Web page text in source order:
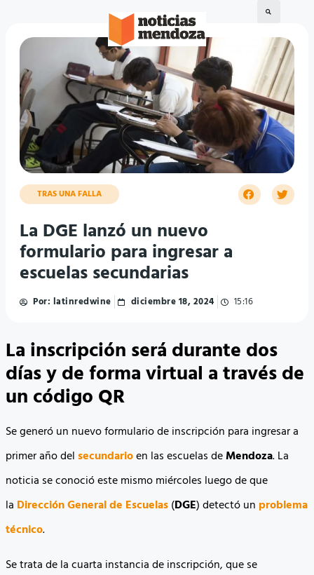
TRAS UNA FALLA
La DGE lanzó un nuevo
formulario para ingresar a
escuelas secundarias
Por: latinredwine diciembre 18, 2024 15:16
La inscripción será durante dos
días y de forma virtual a través de
un código QR
Se generó un nuevo formulario de inscripción para ingresar a
primer año delsecundarioen las escuelas deMendoza. La
noticia se conoció este mismo miércoles luego de que
la Dirección General de Escuelas(DGE) detectó un problema
técnico.
Se trata de la cuarta instancia de inscripción, que se